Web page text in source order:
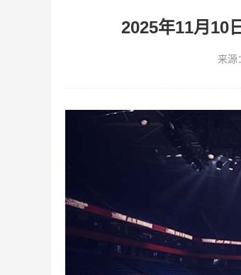
2025年11月10
来源